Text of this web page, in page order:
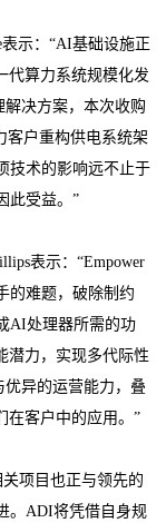
示：“AI基础设施正
代算力系统规模化发
决方案，本次收购
客户重构供电系统架
技术的影响远不止于
此受益。”
表示：“Empower
的难题，破除制约
AI处理器所需的功
潜力，实现多代际性
异的运营能力，叠
在客户中的应用。”
项目也正与领先的
。ADI将凭借自身规